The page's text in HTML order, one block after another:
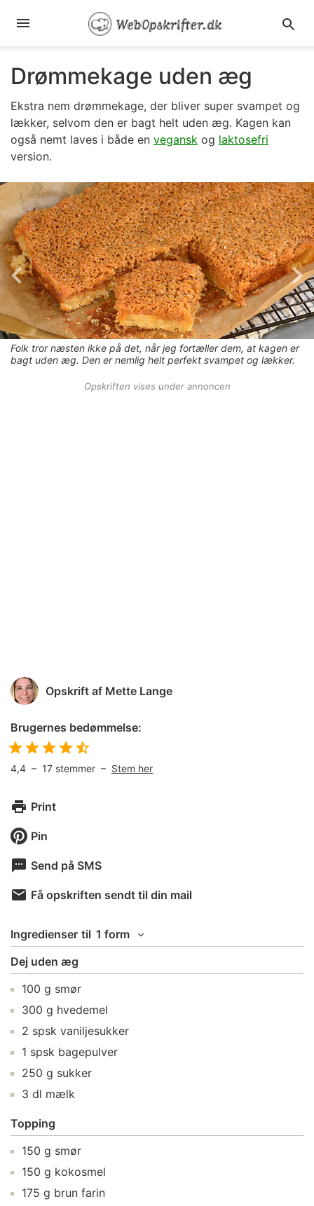
Drømmekage uden æg
Ekstra nem drømmekage, der bliver super svampet og
lækker, selvom den er bagt helt uden æg. Kagen kan
også nemt laves i både en vegansk og laktosefri
version.
Folk tror næsten ikke på det, når jeg fortæller dem, at kagen er
bagt uden æg. Den er nemlig helt perfekt svampet og lækker.
Opskriften vises under annoncen
Opskrift af Mette Lange
Brugernes bedømmelse:
4,4 – 17 stemmer – Stem her
Print
Pin
Send på SMS
Få opskriften sendt til din mail
Ingredienser til 1 form
Dej uden æg
100 g smør
300 g hvedemel
2 spsk vaniljesukker
1 spsk bagepulver
250 g sukker
3 dl mælk
Topping
150 g smør
150 g kokosmel
175 g brun farin